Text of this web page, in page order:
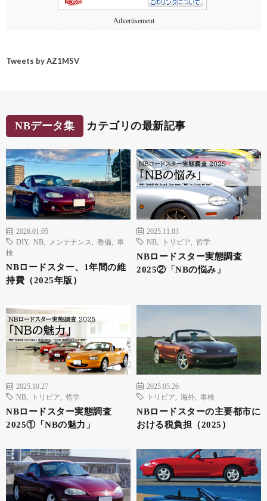
Advertisement
Tweets by AZ1MSV
NBデータ集 カテゴリの最新記事
2026.01.05
DIY, NB メンテナンス 整備
車
検
NBロードスター、1年間の維
持費（2025年版）
2025.11.03
NB
トリビア 哲学
NBロードスター実態調査
2025②「NBの悩み」
2025.10.27
NB
トリビア 哲学
NBロードスター実態調査
2025①「NBの魅力」
2025.05.26
トリビア
海外 車検
NBロードスターの主要都市に
おける税負担（2025）